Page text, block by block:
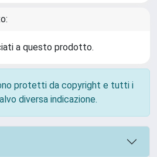
a questo prodotto.
protetti da copyright e tutti i
diversa indicazione.